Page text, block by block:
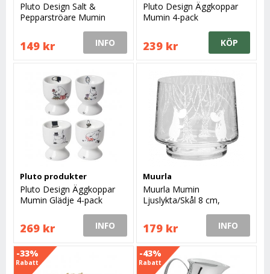
Pluto Design Salt &
Pepparströare Mumin
149 kr INFO
Pluto Design Äggkoppar
Mumin 4-pack
239 kr KÖP
Pluto produkter
Pluto Design Äggkoppar
Mumin Glädje 4-pack
269 kr INFO
Muurla
Muurla Mumin
Ljuslykta/Skål 8 cm,
179 kr INFO
-33%
Rabatt
-43%
Rabatt